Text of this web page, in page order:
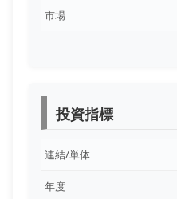
市場
投資指標
連結/単体
年度